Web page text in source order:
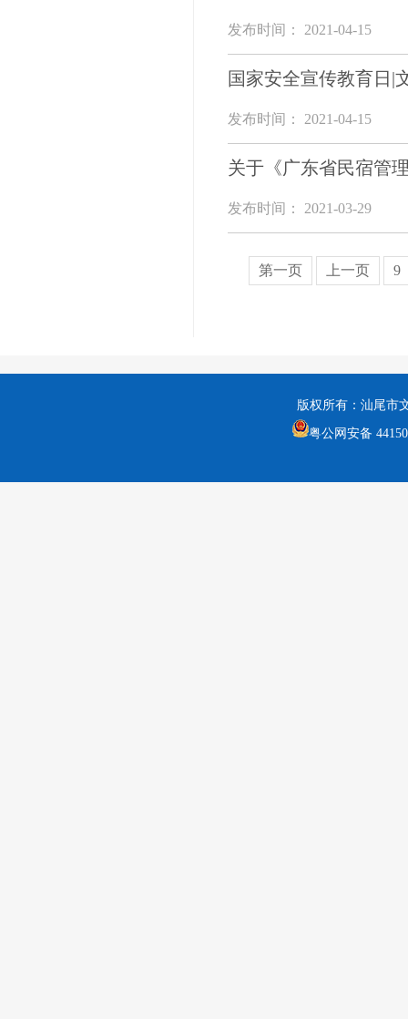
发布时间： 2021-04-15
国家安全宣传教育日
发布时间： 2021-04-15
关于《广东省民宿管
发布时间： 2021-03-29
第一页 上一页 9
版权所有：汕尾市
粤公网安备